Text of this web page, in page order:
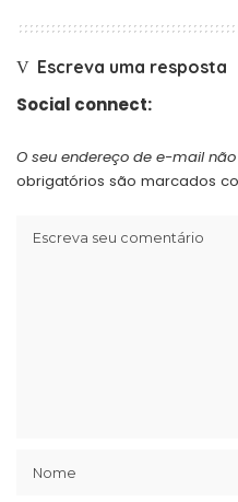
Escreva uma resposta
Social connect:
O seu endereço de e-mail
obrigatórios são marcados